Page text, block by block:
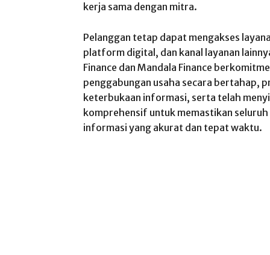
kerja sama dengan mitra.
Pelanggan tetap dapat mengakses
platform digital, dan kanal layanan
Finance dan Mandala Finance
penggabungan usaha secara bertahap,
keterbukaan informasi, serta telah
komprehensif untuk memastikan
informasi yang akurat dan tepat waktu.